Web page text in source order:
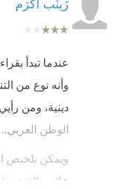
زَينَب أكْرَم
عندما تبدأ
وأنه نوع من
دينية، ومن
الوطن العربي..
ويمكن تلخيص
عائض القرني